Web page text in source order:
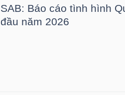
SAB: Báo cáo tình hình
đầu năm 2026